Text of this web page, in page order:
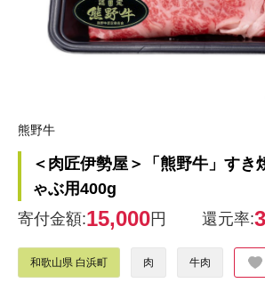
熊野牛
＜肉匠伊勢屋＞「熊野牛」すき
ゃぶ用400g
寄付金額:15,000円 還元率:
和歌山県 白浜町 肉 牛肉